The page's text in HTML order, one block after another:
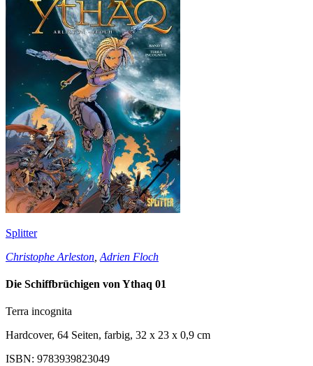
Splitter
Christophe Arleston Adrien Floch
Die Schiffbrüchigen von Ythaq 01
Terra incognita
Hardcover, 64 Seiten, farbig, 32 x 23 x 0,9 cm
ISBN: 9783939823049